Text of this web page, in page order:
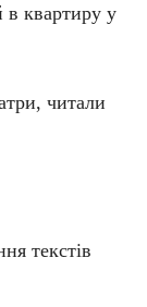
в квартиру у
читали
текстів